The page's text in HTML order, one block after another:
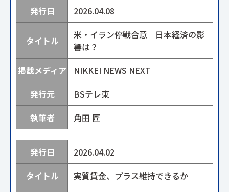
2026.04.08
米・イラン停戦合意 日本経済の影
響は？
NIKKEI NEWS NEXT
BSテレ東
角田 匠
2026.04.02
実質賃金、プラス維持できるか